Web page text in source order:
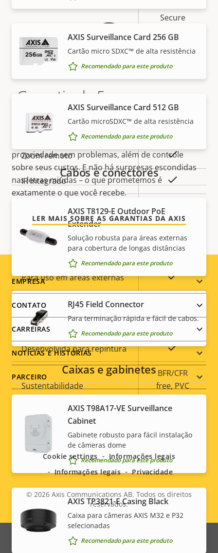
Secure
EAL6+)
Axis Edge Vault
Descrição
propriedade
Valor da
propriedade
Foco remoto
Zoom remoto Sim
IR integrado
(entrada para cartão de
memória)
Sim
Temperatura operacional -40 to 50 °C
Para uso em áreas externas Sim
Classificação de vandalismo
Classificação IP
Desenvolvida para repintura Sim
Sustentabilidade
BFR/CFR
free, PVC
* Algumas especificações técnicas podem variar
dependendo da opção de hardware escolhida.
AXIS Surveillance Card 256 GB
Cartão micro SDXC™ de alta resistência
Recomendado para este produto
AXIS Surveillance Card 512 GB
Cartão microSDXC™ de alta resistência
Recomendado para este produto
Cabos e conectores
AXIS T8129-E Outdoor PoE
Extender
Solução robusta para áreas externas
para cobertura de longas distâncias
Recomendado para este produto
RJ45 Field Connector
Para terminação rápida e fácil de cabos.
Recomendado para este produto
Caixas e gabinetes
AXIS T98A17-VE Surveillance
Cabinet
Gabinete robusto para fácil instalação
de câmeras dome
Recomendado para este produto
AXIS TP3821-E Casing Black
Caixa para câmeras AXIS M32 e P32
selecionadas
Recomendado para este produto
Garantia de 5 anos para sua
tranquilidade
Nossa nova garantia de 5 anos oferece anos de
propriedade sem problemas, além de controle
sobre seus custos. E não há surpresas escondidas
nas letras miúdas – o que prometemos é
exatamente o que você recebe.
LER MAIS SOBRE AS GARANTIAS DA AXIS
Footer
menu
EMPRESA
CONTATO
CARREIRAS
NOTÍCIAS E HISTÓRIAS
PARCEIRO
Social
menu
Legal
menu
© 2026 Axis Communications AB. Todos os direitos
reservados.
Cookie settings
Informações legais
Informações legais
Privacidade